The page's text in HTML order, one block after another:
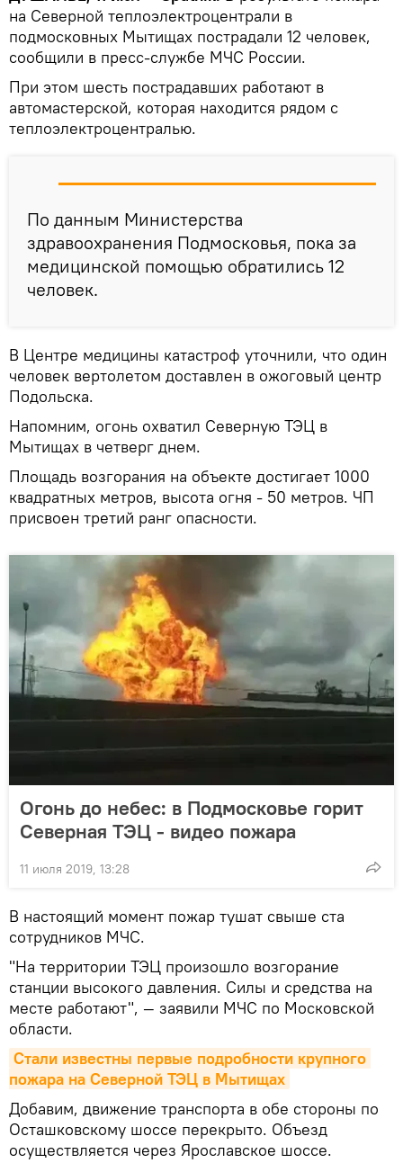
на Северной теплоэлектроцентрали в
подмосковных Мытищах пострадали 12 человек,
сообщили в пресс-службе МЧС России.
При этом шесть пострадавших работают в
автомастерской, которая находится рядом с
теплоэлектроцентралью.
По данным Министерства
здравоохранения Подмосковья, пока за
медицинской помощью обратились 12
человек.
В Центре медицины катастроф уточнили, что один
человек вертолетом доставлен в ожоговый центр
Подольска.
Напомним, огонь охватил Северную ТЭЦ в
Мытищах в четверг днем.
Площадь возгорания на объекте достигает 1000
квадратных метров, высота огня - 50 метров. ЧП
присвоен третий ранг опасности.
Огонь до небес: в Подмосковье горит
Северная ТЭЦ - видео пожара
11 июля 2019, 13:28
В настоящий момент пожар тушат свыше ста
сотрудников МЧС.
"На территории ТЭЦ произошло возгорание
станции высокого давления. Силы и средства на
месте работают", — заявили МЧС по Московской
области.
Стали известны первые подробности крупного
пожара на Северной ТЭЦ в Мытищах
Добавим, движение транспорта в обе стороны по
Осташковскому шоссе перекрыто. Объезд
осуществляется через Ярославское шоссе.